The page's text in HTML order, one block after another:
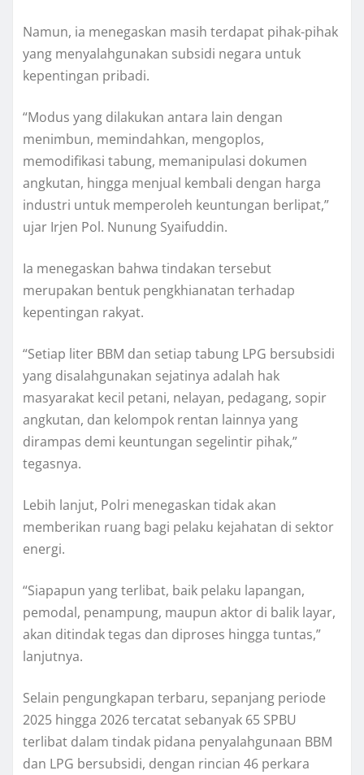
Namun, ia menegaskan masih terdapat pihak-pihak
yang menyalahgunakan subsidi negara untuk
kepentingan pribadi.
“Modus yang dilakukan antara lain dengan
menimbun, memindahkan, mengoplos,
memodifikasi tabung, memanipulasi dokumen
angkutan, hingga menjual kembali dengan harga
industri untuk memperoleh keuntungan berlipat,”
ujar Irjen Pol. Nunung Syaifuddin.
Ia menegaskan bahwa tindakan tersebut
merupakan bentuk pengkhianatan terhadap
kepentingan rakyat.
“Setiap liter BBM dan setiap tabung LPG bersubsidi
yang disalahgunakan sejatinya adalah hak
masyarakat kecil petani, nelayan, pedagang, sopir
angkutan, dan kelompok rentan lainnya yang
dirampas demi keuntungan segelintir pihak,”
tegasnya.
Lebih lanjut, Polri menegaskan tidak akan
memberikan ruang bagi pelaku kejahatan di sektor
energi.
“Siapapun yang terlibat, baik pelaku lapangan,
pemodal, penampung, maupun aktor di balik layar,
akan ditindak tegas dan diproses hingga tuntas,”
lanjutnya.
Selain pengungkapan terbaru, sepanjang periode
2025 hingga 2026 tercatat sebanyak 65 SPBU
terlibat dalam tindak pidana penyalahgunaan BBM
dan LPG bersubsidi, dengan rincian 46 perkara